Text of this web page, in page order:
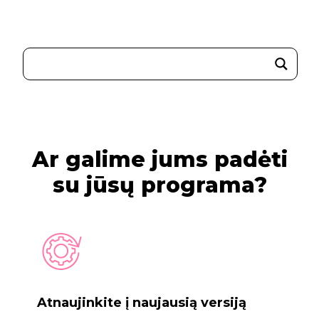
Ar galime jums padėti
su jūsų programa?
Atnaujinkite į naujausią versiją